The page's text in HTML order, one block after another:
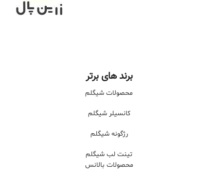
برند های برتر
محصولات شیگلم
کانسیلر شیگلم
رژگونه شیگلم
تینت لب شیگلم
محصولات بالانس